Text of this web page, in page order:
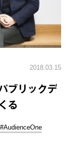
2018.03.15
ブリックデ
る
#AudienceOne